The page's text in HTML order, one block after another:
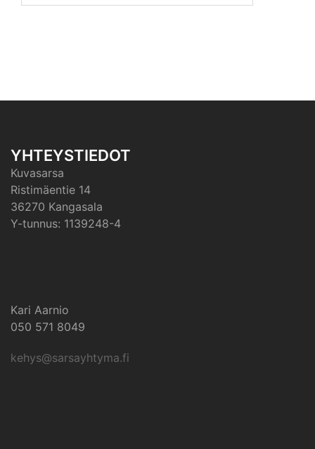
YHTEYSTIEDOT
Kuvasarsa
Ristimäentie 14
36270 Kangasala
Y-tunnus: 1139248-4
Kari Aarnio
050 571 8049
kehys@sarsayhtyma.fi